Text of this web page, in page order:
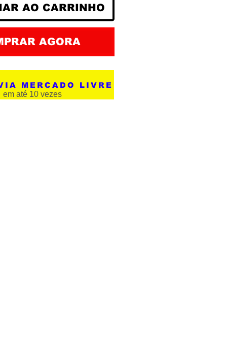
AO CARRINHO
AGORA
MERCADO LIVRE
em até 10 vezes